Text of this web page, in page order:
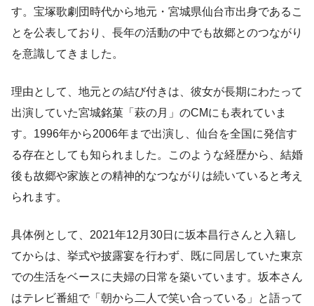
す。宝塚歌劇団時代から地元・宮城県仙台市出身であるこ
とを公表しており、長年の活動の中でも故郷とのつながり
を意識してきました。
理由として、地元との結び付きは、彼女が長期にわたって
出演していた宮城銘菓「萩の月」のCMにも表れていま
す。1996年から2006年まで出演し、仙台を全国に発信す
る存在としても知られました。このような経歴から、結婚
後も故郷や家族との精神的なつながりは続いていると考え
られます。
具体例として、2021年12月30日に坂本昌行さんと入籍し
てからは、挙式や披露宴を行わず、既に同居していた東京
での生活をベースに夫婦の日常を築いています。坂本さん
はテレビ番組で「朝から二人で笑い合っている」と語って